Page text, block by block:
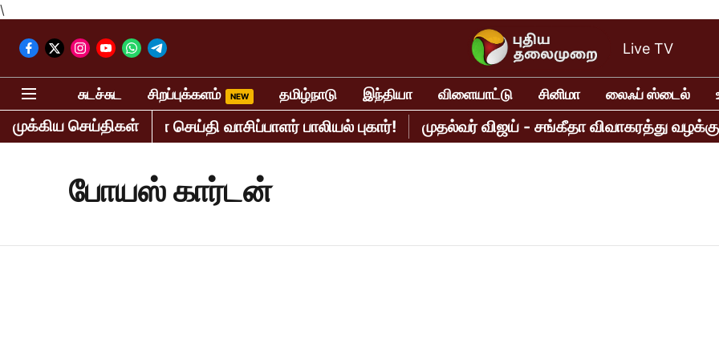
\
Live TV
சுடச்சுட சிறப்புக்களம் தமிழ்நாடு இந்தியா விளையாட்டு சினிமா லைஃப் ஸ்டைல்
முக்கிய செய்திகள்
கைது! பெண் செய்தி வாசிப்பாளர் பாலியல் புகார்! முதல்வர் விஜய் - சங்கீதா விவாகரத்து வழக்கு..
போயஸ் கார்டன்